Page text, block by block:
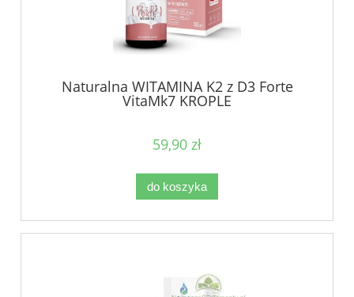
Naturalna WITAMINA K2 z D3 Forte
VitaMk7 KROPLE
59,90 zł
do koszyka